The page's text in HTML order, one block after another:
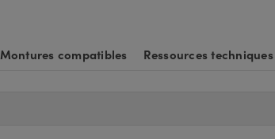
Montures compatibles Ressources techniques